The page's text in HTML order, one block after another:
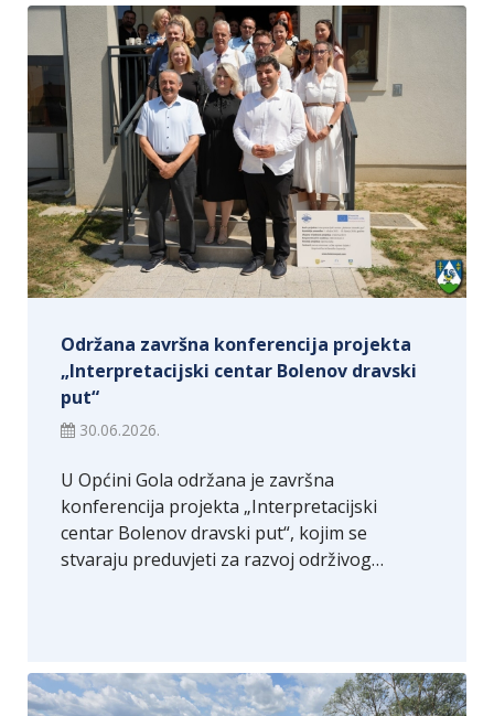
Održana završna konferencija projekta
„Interpretacijski centar Bolenov dravski
put“
30.06.2026.
U Općini Gola održana je završna
konferencija projekta „Interpretacijski
centar Bolenov dravski put“, kojim se
stvaraju preduvjeti za razvoj održivog…